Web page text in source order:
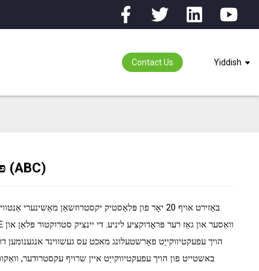
Contact Us Yiddish
HDPE פּייפּ יקסטרוזשאַן ליניע (ABC)
באַזירט אויף 20 יאָר פון פּלאַסטיק יקסטרוזשאַן
הויך עפעקטיווקייַט פאָרשטעלונג מאכט עס געשווינד אנגענומען
באשטייט פון הויך עפעקטיווקייַט איין שרויף עקסטרודער,